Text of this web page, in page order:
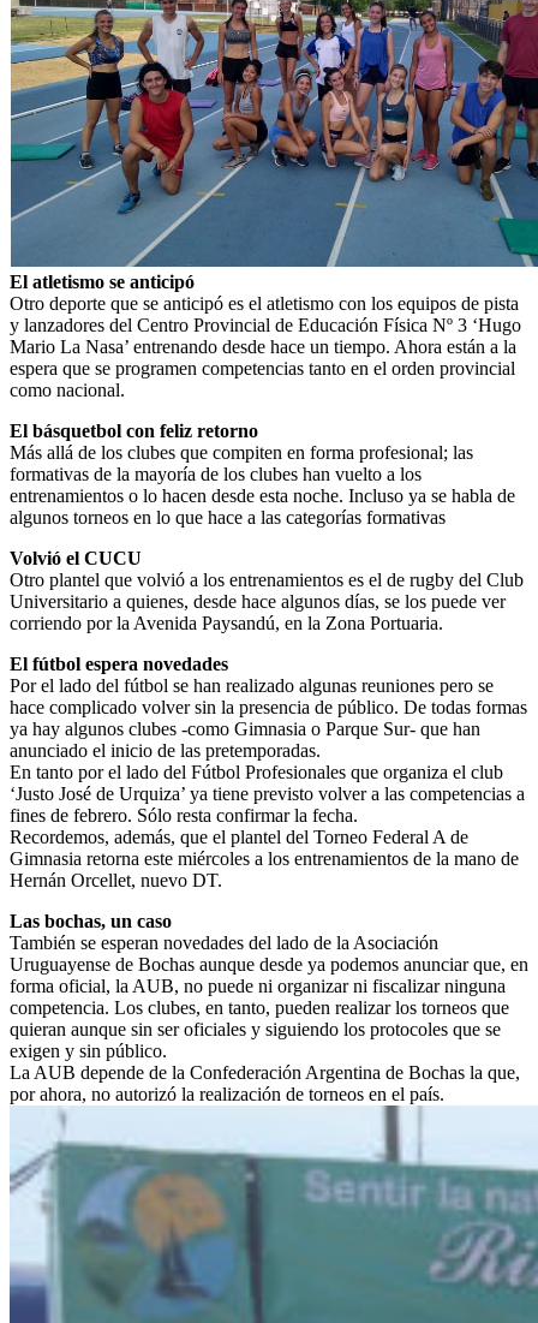
El atletismo se anticipó
Otro deporte que se anticipó es el atletismo con los equipos de pista
y lanzadores del Centro Provincial de Educación Física Nº 3 ‘Hugo
Mario La Nasa’ entrenando desde hace un tiempo. Ahora están a la
espera que se programen competencias tanto en el orden provincial
como nacional.
El básquetbol con feliz retorno
Más allá de los clubes que compiten en forma profesional; las
formativas de la mayoría de los clubes han vuelto a los
entrenamientos o lo hacen desde esta noche. Incluso ya se habla de
algunos torneos en lo que hace a las categorías formativas
Volvió el CUCU
Otro plantel que volvió a los entrenamientos es el de rugby del Club
Universitario a quienes, desde hace algunos días, se los puede ver
corriendo por la Avenida Paysandú, en la Zona Portuaria.
El fútbol espera novedades
Por el lado del fútbol se han realizado algunas reuniones pero se
hace complicado volver sin la presencia de público. De todas formas
ya hay algunos clubes -como Gimnasia o Parque Sur- que han
anunciado el inicio de las pretemporadas.
En tanto por el lado del Fútbol Profesionales que organiza el club
‘Justo José de Urquiza’ ya tiene previsto volver a las competencias a
fines de febrero. Sólo resta confirmar la fecha.
Recordemos, además, que el plantel del Torneo Federal A de
Gimnasia retorna este miércoles a los entrenamientos de la mano de
Hernán Orcellet, nuevo DT.
Las bochas, un caso
También se esperan novedades del lado de la Asociación
Uruguayense de Bochas aunque desde ya podemos anunciar que, en
forma oficial, la AUB, no puede ni organizar ni fiscalizar ninguna
competencia. Los clubes, en tanto, pueden realizar los torneos que
quieran aunque sin ser oficiales y siguiendo los protocoles que se
exigen y sin público.
La AUB depende de la Confederación Argentina de Bochas la que,
por ahora, no autorizó la realización de torneos en el país.